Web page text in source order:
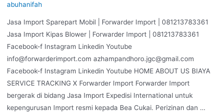
abuhanifah
Jasa Import Sparepart Mobil | Forwarder Import | 081213783361
Jasa Import Kipas Blower | Forwarder Import | 081213783361
Facebook-f Instagram Linkedin Youtube
info@forwarderimport.com azhampandhoro.jgc@gmail.com
Facebook-f Instagram Linkedin Youtube HOME ABOUT US BIAYA
SERVICE TRACKING X Forwarder Import Forwarder Import
bergerak di bidang Jasa Import Expedisi International untuk
kepengurusan Import resmi kepada Bea Cukai. Perizinan dan …